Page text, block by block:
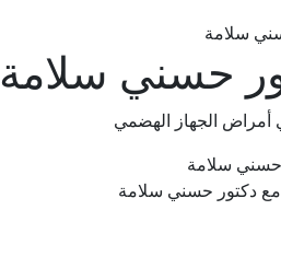
سلامة
حسني سلامة
أمراض الجهاز الهضمي
مع دكتور حسني سلامة